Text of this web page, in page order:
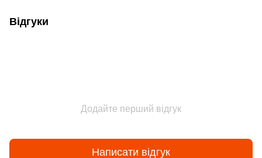
Відгуки
Додайте перший відгук
Написати відгук